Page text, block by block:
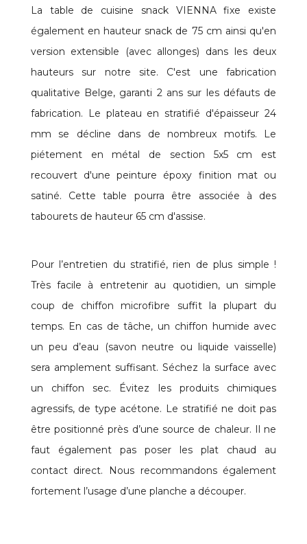
La table de cuisine snack VIENNA fixe existe
également en hauteur snack de 75 cm ainsi qu'en
version extensible (avec allonges) dans les deux
hauteurs sur notre site. C'est une fabrication
qualitative Belge, garanti 2 ans sur les défauts de
fabrication. Le plateau en stratifié d'épaisseur 24
mm se décline dans de nombreux motifs. Le
piétement en métal de section 5x5 cm est
recouvert d'une peinture époxy finition mat ou
satiné. Cette table pourra être associée à des
tabourets de hauteur 65 cm d'assise.
Pour l’entretien du stratifié, rien de plus simple !
Très facile à entretenir au quotidien, un simple
coup de chiffon microfibre suffit la plupart du
temps. En cas de tâche, un chiffon humide avec
un peu d’eau (savon neutre ou liquide vaisselle)
sera amplement suffisant. Séchez la surface avec
un chiffon sec. Évitez les produits chimiques
agressifs, de type acétone. Le stratifié ne doit pas
être positionné près d’une source de chaleur. Il ne
faut également pas poser les plat chaud au
contact direct. Nous recommandons également
fortement l’usage d’une planche a découper.